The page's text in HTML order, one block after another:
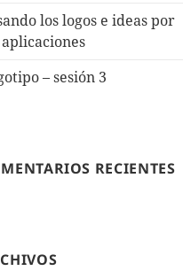
los logos e ideas por
– sesión 3
RECIENTES